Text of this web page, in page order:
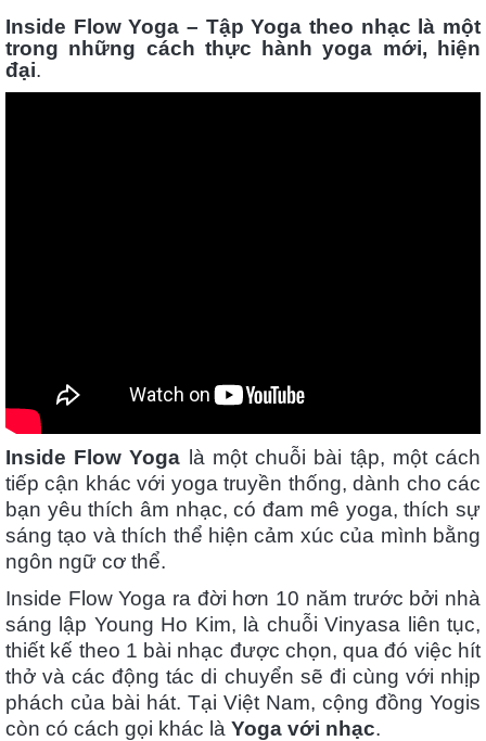
Inside Flow Yoga – Tập Yoga theo nhạc là một
trong những cách thực hành yoga mới, hiện
đại.
Inside Flow Yoga là một chuỗi bài tập, một cách
tiếp cận khác với yoga truyền thống, dành cho các
bạn yêu thích âm nhạc, có đam mê yoga, thích sự
sáng tạo và thích thể hiện cảm xúc của mình bằng
ngôn ngữ cơ thể.
Inside Flow Yoga ra đời hơn 10 năm trước bởi nhà
sáng lập Young Ho Kim, là chuỗi Vinyasa liên tục,
thiết kế theo 1 bài nhạc được chọn, qua đó việc hít
thở và các động tác di chuyển sẽ đi cùng với nhịp
phách của bài hát. Tại Việt Nam, cộng đồng Yogis
còn có cách gọi khác là Yoga với nhạc.